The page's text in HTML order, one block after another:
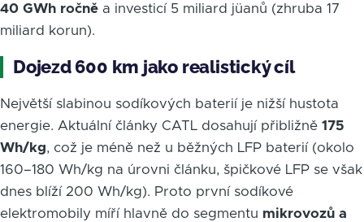
40 GWh ročně a investicí 5 miliard jüanů (zhruba 17
miliard korun).
Dojezd 600 km jako realistický cíl
Největší slabinou sodíkových baterií je nižší hustota
energie. Aktuální články CATL dosahují přibližně 175
Wh/kg, což je méně než u běžných LFP baterií (okolo
160–180 Wh/kg na úrovni článku, špičkové LFP se však
dnes blíží 200 Wh/kg). Proto první sodíkové
elektromobily míří hlavně do segmentu mikrovozů a